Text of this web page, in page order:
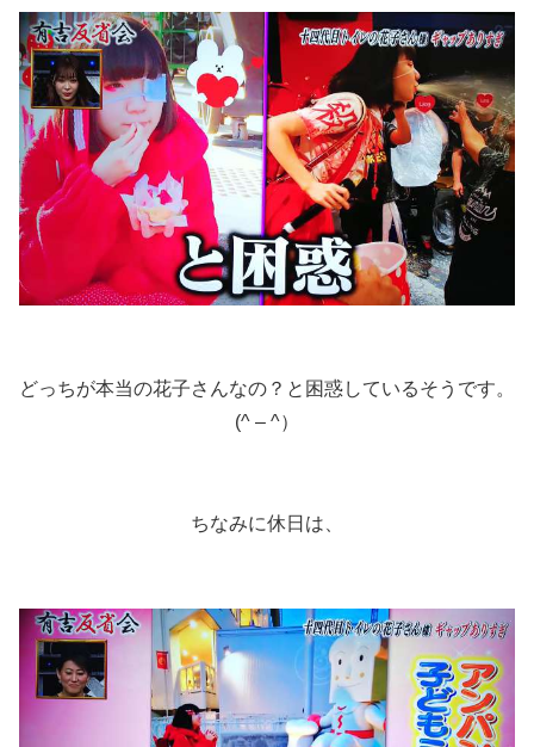
どっちが本当の花子さんなの？と困惑しているそうです。
(^ – ^）
ちなみに休日は、